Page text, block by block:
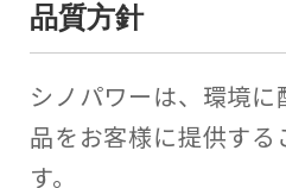
品質方針
シノパワーは、環境
品をお客様に提供する
す。